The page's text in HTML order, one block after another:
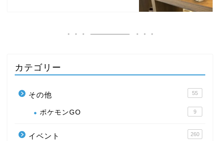
カテゴリー
その他 55
ポケモンGO 9
イベント 260